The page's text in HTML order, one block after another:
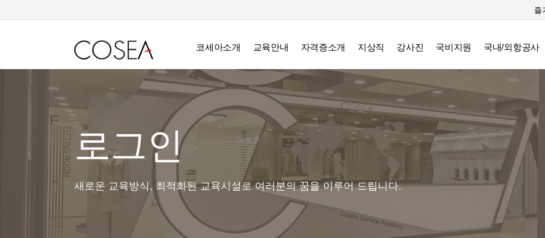
즐
코세아소개 교육안내 자격증소개 지상직 강사진 국비지원 국내/외항공사
로그인
새로운 교육방식, 최적화된 교육시설로 여러분의 꿈을 이루어 드립니다.